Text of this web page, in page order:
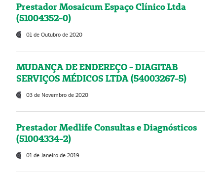
Prestador Mosaicum Espaço Clínico Ltda
(51004352-0)
01 de Outubro de 2020
MUDANÇA DE ENDEREÇO - DIAGITAB
SERVIÇOS MÉDICOS LTDA (54003267-5)
03 de Novembro de 2020
Prestador Medlife Consultas e Diagnósticos
(51004334-2)
01 de Janeiro de 2019